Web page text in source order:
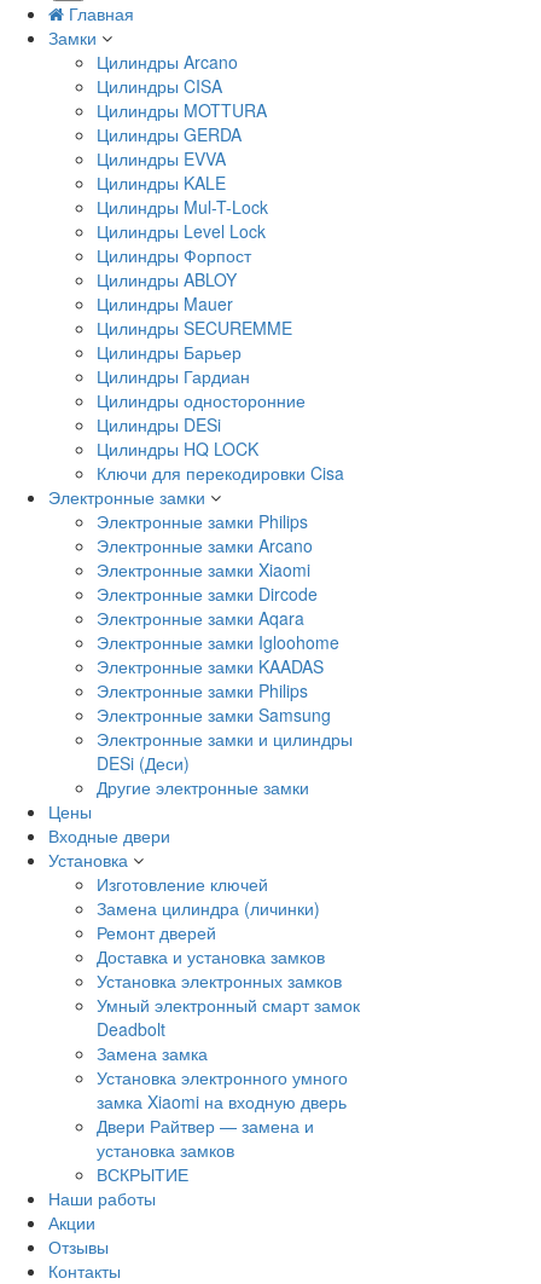
Главная
Замки
Цилиндры Arcano
Цилиндры CISA
Цилиндры MOTTURA
Цилиндры GERDA
Цилиндры EVVA
Цилиндры KALE
Цилиндры Mul-T-Lock
Цилиндры Level Lock
Цилиндры Форпост
Цилиндры ABLOY
Цилиндры Mauer
Цилиндры SECUREMME
Цилиндры Барьер
Цилиндры Гардиан
Цилиндры односторонние
Цилиндры DESi
Цилиндры HQ LOCK
Ключи для перекодировки Cisa
Электронные замки
Электронные замки Philips
Электронные замки Arcano
Электронные замки Xiaomi
Электронные замки Dircode
Электронные замки Aqara
Электронные замки Igloohome
Электронные замки KAADAS
Электронные замки Philips
Электронные замки Samsung
Электронные замки и цилиндры
DESi (Деси)
Другие электронные замки
Цены
Входные двери
Установка
Изготовление ключей
Замена цилиндра (личинки)
Ремонт дверей
Доставка и установка замков
Установка электронных замков
Умный электронный смарт замок
Deadbolt
Замена замка
Установка электронного умного
замка Xiaomi на входную дверь
Двери Райтвер — замена и
установка замков
ВСКРЫТИЕ
Наши работы
Акции
Отзывы
Контакты